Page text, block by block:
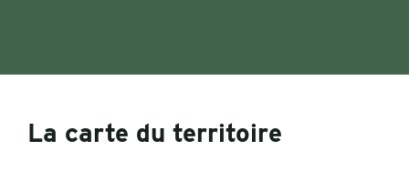
La carte du territoire